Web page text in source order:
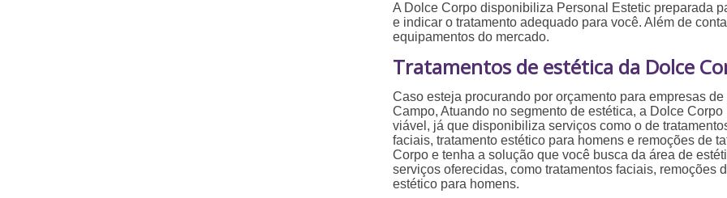
A Dolce Corpo disponibiliza Personal Estetic preparada
e indicar o tratamento adequado para você. Além de
equipamentos do mercado.
Tratamentos de estética da Dolce
Caso esteja procurando por orçamento para empresas
Campo, Atuando no segmento de estética, a Dolce
viável, já que disponibiliza serviços como o de
faciais, tratamento estético para homens e remoções de
Corpo e tenha a solução que você busca da área de
serviços oferecidas, como tratamentos faciais, remoções
estético para homens.